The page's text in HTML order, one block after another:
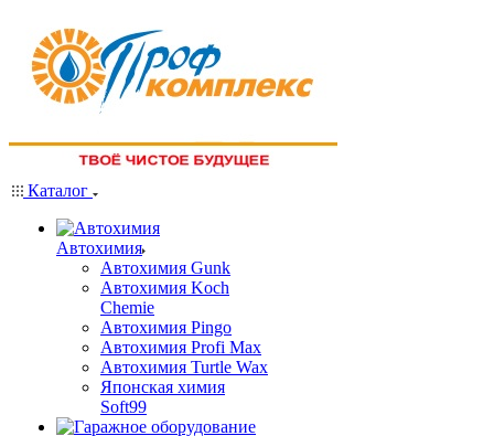
Каталог
Автохимия
Автохимия Gunk
Автохимия Koch
Chemie
Автохимия Pingo
Автохимия Profi Max
Автохимия Turtle Wax
Японская химия
Soft99